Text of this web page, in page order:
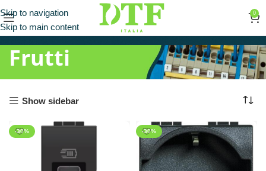
Skip to navigation
Skip to main content
0
Frutti
Show sidebar
-30% -30%